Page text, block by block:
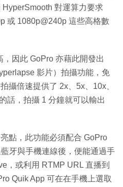
對運算力要求
或 1080p@240p 這些高格數
因此 GoPro 亦藉此開發出
影片）拍攝功能，免
攝倍速提供了 2x、5x、10x、
話，拍攝 1 分鐘就可以輸出
點，此功能必須配合 GoPro
牙與手機連線後，便能通過手
，或利用 RTMP URL 直播到
Quik App 可在在手機上選取